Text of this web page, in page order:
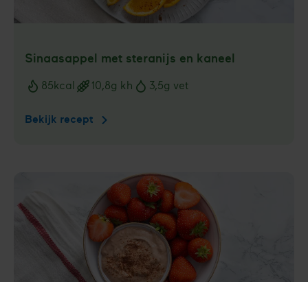
Sinaasappel met steranijs en kaneel
85kcal 10,8g kh 3,5g vet
Bekijk recept Sinaasappel
kaneel